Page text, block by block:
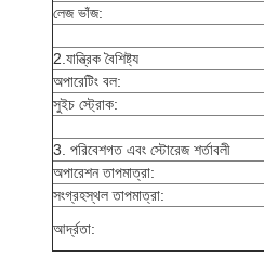
লেজ ভাঁজ:
2.যান্ত্রিক বৈশিষ্ট্য
অপারেটিং বল:
সুইচ স্ট্রোক:
3. পরিবেশগত এবং স্টোরেজ শর্তাবলী
অপারেশন তাপমাত্রা:
সংগ্রহস্থল তাপমাত্রা:
আর্দ্রতা: